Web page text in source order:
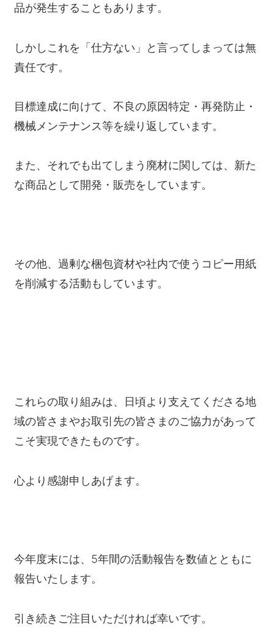
品が発生することもあります。
しかしこれを「仕方ない」と言ってしまっては無
責任です。
目標達成に向けて、不良の原因特定・再発防止・
機械メンテナンス等を繰り返しています。
また、それでも出てしまう廃材に関しては、新た
な商品として開発・販売をしています。
その他、過剰な梱包資材や社内で使うコピー用紙
を削減する活動もしています。
これらの取り組みは、日頃より支えてくださる地
域の皆さまやお取引先の皆さまのご協力があって
こそ実現できたものです。
心より感謝申しあげます。
今年度末には、5年間の活動報告を数値とともに
報告いたします。
引き続きご注目いただければ幸いです。